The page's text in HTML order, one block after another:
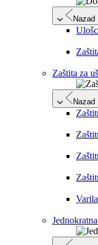
Nazad
Zaštita za
Nazad